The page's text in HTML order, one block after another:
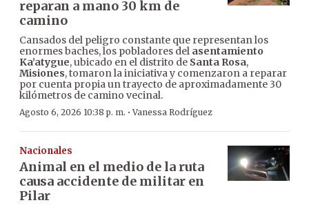
reparan a mano 30 km de
camino
Cansados del peligro constante que representan los
enormes baches, los pobladores del asentamiento
Ka’atygue, ubicado en el distrito de Santa Rosa,
Misiones, tomaron la iniciativa y comenzaron a reparar
por cuenta propia un trayecto de aproximadamente 30
kilómetros de camino vecinal.
Agosto 6, 2026 10:38 p. m. ·Vanessa Rodríguez
Nacionales
Animal en el medio de la ruta
causa accidente de militar en
Pilar